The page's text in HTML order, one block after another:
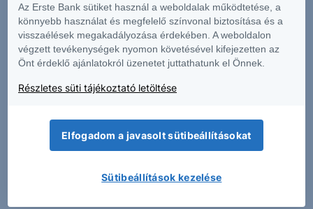
Az Erste Bank sütiket használ a weboldalak működtetése, a
könnyebb használat és megfelelő színvonal biztosítása és a
visszaélések megakadályozása érdekében. A weboldalon
végzett tevékenységek nyomon követésével kifejezetten az
Önt érdeklő ajánlatokról üzenetet juttathatunk el Önnek.
Részletes süti tájékoztató letöltése
Elfogadom a javasolt sütibeállításokat
Sütibeállítások kezelése